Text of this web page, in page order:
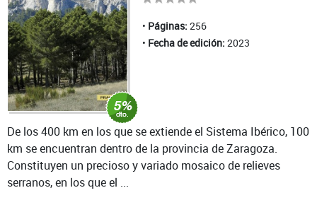
Páginas: 256
Fecha de edición: 2023
De los 400 km en los que se extiende el Sistema Ibérico, 100
km se encuentran dentro de la provincia de Zaragoza.
Constituyen un precioso y variado mosaico de relieves
serranos, en los que el ...